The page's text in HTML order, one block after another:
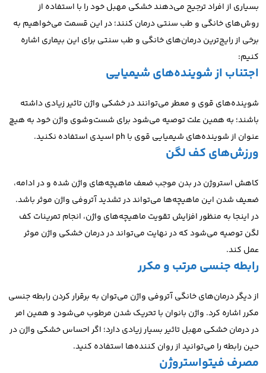
بسیاری از افراد ترجیح می‌دهند خشکی مهبل خود را با استفاده از
روش‌های خانگی و طب سنتی درمان کنند؛ در این قسمت می‌خواهیم به
برخی از رایج‌ترین درمان‌های خانگی و طب سنتی برای این بیماری اشاره
کنیم:
اجتناب از شوینده‌های شیمیایی
شوینده‌های قوی و معطر می‌توانند در خشکی واژن تاثیر زیادی داشته
باشند؛ به همین علت توصیه می‌شود برای شست‌وشوی واژن خود به هیچ
عنوان از شوینده‌های شیمیایی قوی با ph اسیدی استفاده نکنید.
ورزش‌های کف لگن
کاهش استروژن در بدن موجب ضعف ماهیچه‌های واژن شده و در ادامه،
ضعیف شدن این ماهیچه‌ها می‌تواند در تشدید آتروفی واژن موثر باشد.
در اینجا به منظور افزایش تقویت ماهیچه‌های واژن، انجام تمرینات کف
لگن توصیه می‌شود که در نهایت می‌تواند در درمان خشکی واژن موثر
عمل کند.
رابطه جنسی مرتب و مکرر
از دیگر درمان‌های خانگی آتروفی واژن می‌توان به برقرار کردن رابطه جنسی
مکرر اشاره کرد. واژن بانوان با تحریک شدن مرطوب می‌شود و همین امر
در درمان خشکی مهبل تاثیر بسیار زیادی دارد؛ اگر احساس خشکی واژن در
حین رابطه را می‌توانید از روان کننده‌ها استفاده کنید.
مصرف فیتواستروژن